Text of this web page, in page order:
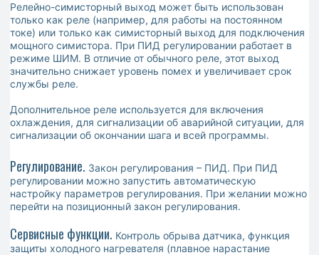
Релейно-симисторный выход может быть использован
только как реле (например, для работы на постоянном
токе) или только как симисторный выход для подключения
мощного симистора. При ПИД регулировании работает в
режиме ШИМ. В отличие от обычного реле, этот выход
значительно снижает уровень помех и увеличивает срок
службы реле.
Дополнительное реле используется для включения
охлаждения, для сигнализации об аварийной ситуации, для
сигнализации об окончании шага и всей программы.
Регулирование. Закон регулирования – ПИД. При ПИД
регулировании можно запустить автоматическую
настройку параметров регулирования. При желании можно
перейти на позиционный закон регулирования.
Сервисные функции. Контроль обрыва датчика, функция
защиты холодного нагревателя (плавное нарастание